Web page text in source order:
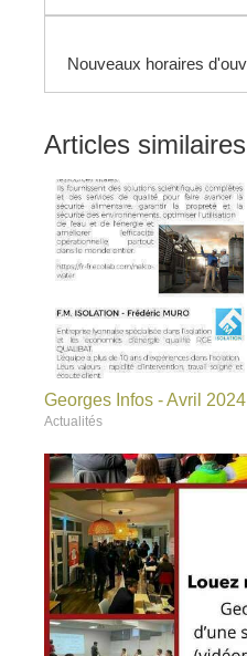
Articles similaires
Georges Infos - Avril 2024
Actualités